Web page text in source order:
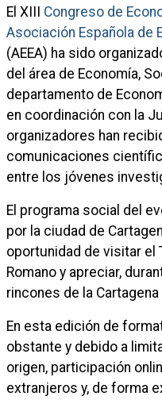
El XIII Congreso de
Asociación Española de
(AEEA) ha sido
del área de Economía,
departamento de
en coordinación con la
organizadores han
comunicaciones
entre los jóvenes
El programa social del
por la ciudad de
oportunidad de visitar el
Romano y apreciar,
rincones de la
En esta edición de
obstante y debido a
origen, participación
extranjeros y, de forma